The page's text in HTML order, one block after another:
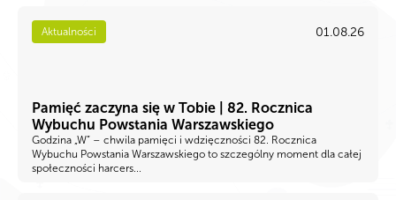
Aktualności 01.08.26
Pamięć zaczyna się w Tobie | 82. Rocznica
Wybuchu Powstania Warszawskiego
Godzina „W” – chwila pamięci i wdzięczności 82. Rocznica
Wybuchu Powstania Warszawskiego to szczególny moment dla całej
społeczności harcers...